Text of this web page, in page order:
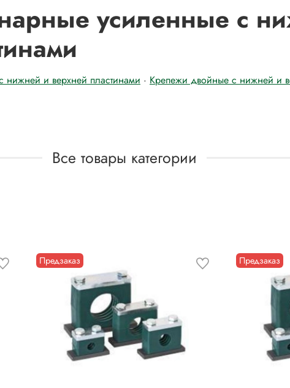
усиленные с
и верхней пластинами · Крепежи двойные с нижней и
Все товары категории
Предзаказ Предзаказ